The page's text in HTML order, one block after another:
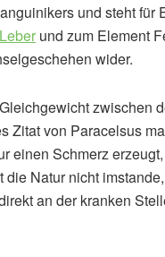
und steht
Leber und zum Element
wider.
zwischen
Zitat von Paracelsus
einen Schmerz
Natur nicht
an der kranken